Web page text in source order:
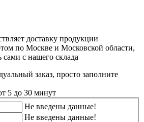
доставку продукции
по Москве и Московской области,
с нашего склада
заказ, просто заполните
5 до 30 минут
Не введены данные!
Не введены данные!